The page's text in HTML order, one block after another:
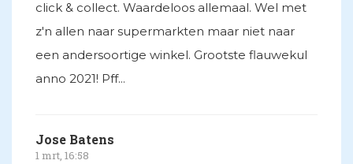
click & collect. Waardeloos allemaal. Wel met
z'n allen naar supermarkten maar niet naar
een andersoortige winkel. Grootste flauwekul
anno 2021! Pff...
Jose Batens
1 mrt, 16:58